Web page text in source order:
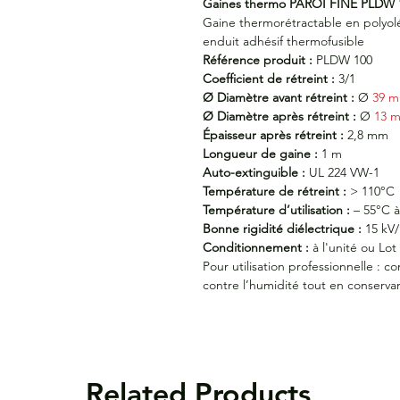
Gaines thermo PAROI FINE
Gaine thermorétractable en
enduit adhésif thermofusible
Référence produit : PLDW 100
Coefficient de rétreint : 3/1
Ø Diamètre avant rétreint : Ø 39
Ø Diamètre après rétreint : Ø 13
Épaisseur après rétreint : 2,8 mm
Longueur de gaine : 1 m
Auto-extinguible : UL 224 VW-1
Température de rétreint : > 110°C
Température d’utilisation : – 55°C
Bonne rigidité diélectrique : 15
Conditionnement : à l'unité ou Lot
Pour utilisation professionnelle :
contre l’humidité tout en
Related Products